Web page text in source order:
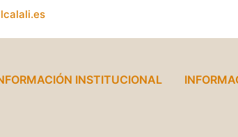
INSTITUCIONAL